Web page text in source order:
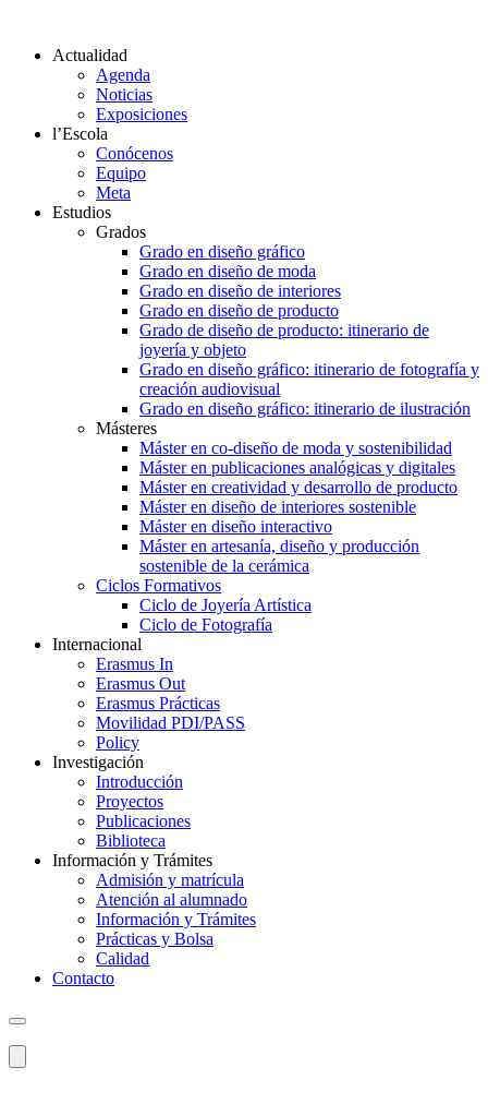
Actualidad
Agenda
Noticias
Exposiciones
l’Escola
Conócenos
Equipo
Meta
Estudios
Grados
Grado en diseño gráfico
Grado en diseño de moda
Grado en diseño de interiores
Grado en diseño de producto
Grado de diseño de producto: itinerario de
joyería y objeto
Grado en diseño gráfico: itinerario de fotografía y
creación audiovisual
Grado en diseño gráfico: itinerario de ilustración
Másteres
Máster en co-diseño de moda y sostenibilidad
Máster en publicaciones analógicas y digitales
Máster en creatividad y desarrollo de producto
Máster en diseño de interiores sostenible
Máster en diseño interactivo
Máster en artesanía, diseño y producción
sostenible de la cerámica
Ciclos Formativos
Ciclo de Joyería Artística
Ciclo de Fotografía
Internacional
Erasmus In
Erasmus Out
Erasmus Prácticas
Movilidad PDI/PASS
Policy
Investigación
Introducción
Proyectos
Publicaciones
Biblioteca
Información y Trámites
Admisión y matrícula
Atención al alumnado
Información y Trámites
Prácticas y Bolsa
Calidad
Contacto